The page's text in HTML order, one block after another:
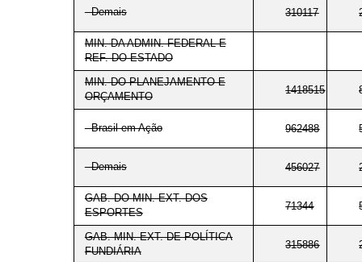
- Demais 310117
MIN. DA ADMIN. FEDERAL E
REF. DO ESTADO
MIN. DO PLANEJAMENTO E
ORÇAMENTO
1418515
- Brasil em Ação 962488
- Demais 456027
GAB. DO MIN. EXT. DOS
ESPORTES
71344
GAB. MIN. EXT. DE POLÍTICA
FUNDIÁRIA
315886